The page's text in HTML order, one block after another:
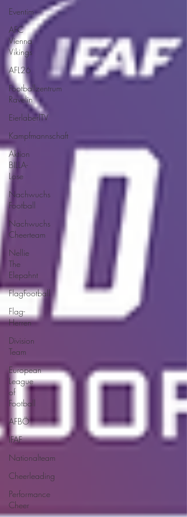
Eventim
AFC
Vienna
Vikings
AFL26
Footballzentrum
Ravelin
EierlaberlTV
Kampfmannschaft
Aktion
BILLA-
Lose
Nachwuchs
Football
Nachwuchs
Cheerteam
Nellie
The
Elepahnt
FlagFootball
Flag-
Herren
Division
Team
European
League
of
Football
AFBÖ
IFAF
Nationalteam
Cheerleading
Performance
Cheer